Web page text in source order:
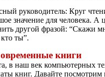
руководитель: Круг
значение для человека.
другой фразой: “Скажи
кто ты”.
книги
в наш век компьютерных
книг. Давайте посмотрим